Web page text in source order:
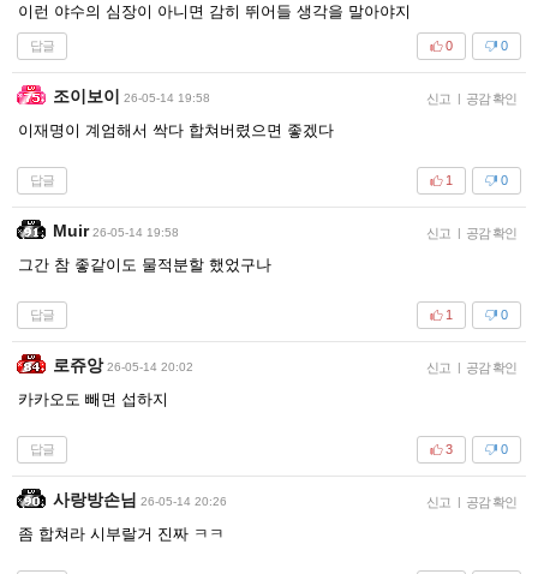
이런 야수의 심장이 아니면 감히 뛰어들 생각을 말아야지
답글 0
0
조이보이 26-05-14 19:58 신고 | 공감 확인
이재명이 계엄해서 싹다 합쳐버렸으면 좋겠다
답글 0
1
Muir 26-05-14 19:58 신고 | 공감 확인
그간 참 좋같이도 물적분할 했었구나
답글 0
1
로쥬앙 26-05-14 20:02 신고 | 공감 확인
카카오도 빼면 섭하지
답글 0
3
사랑방손님 26-05-14 20:26 신고 | 공감 확인
좀 합쳐라 시부랄거 진짜 ㅋㅋ